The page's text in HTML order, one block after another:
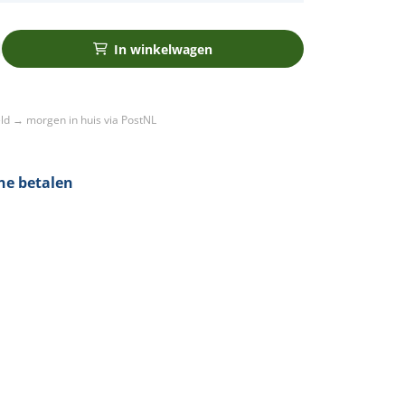
In winkelwagen
→ morgen in huis via PostNL
betalen